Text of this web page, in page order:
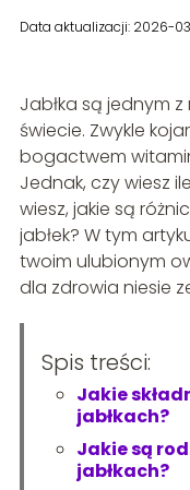
Data aktualizacji: 2026-
Jabłka są jednym
świecie. Zwykle
bogactwem
Jednak, czy wiesz
wiesz, jakie są
jabłek? W tym
twoim ulubionym
dla zdrowia niesie
Spis treści:
Jakie
jabłkach?
Jakie są
jabłkach?